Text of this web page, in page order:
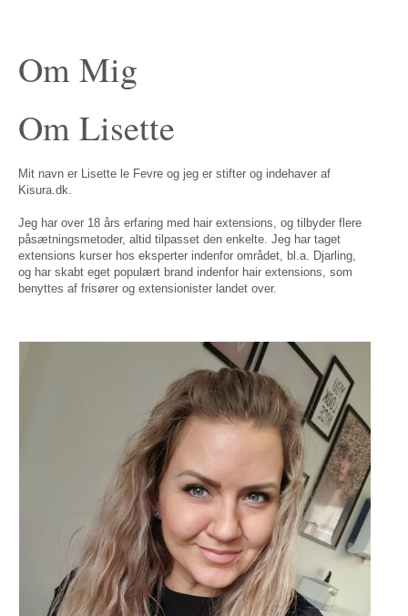
Om Mig
Om Lisette
Mit navn er Lisette le Fevre og jeg er stifter og indehaver af
Kisura.dk.
Jeg har over 18 års erfaring med hair extensions, og tilbyder flere
påsætningsmetoder, altid tilpasset den enkelte. Jeg har taget
extensions kurser hos eksperter indenfor området, bl.a. Djarling,
og har skabt eget populært brand indenfor hair extensions, som
benyttes af frisører og extensionister landet over.